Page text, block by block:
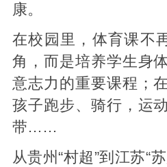
康。
在校园里，体育课不
角，而是培养学生身
意志力的重要课程；
孩子跑步、骑行，运
带……
从贵州“村超”到江苏“